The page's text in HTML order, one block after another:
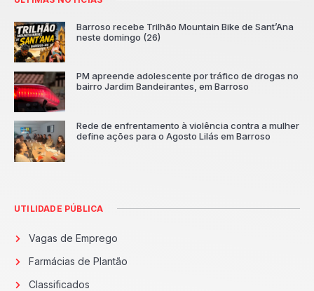
Barroso recebe Trilhão Mountain Bike de Sant’Ana
neste domingo (26)
PM apreende adolescente por tráfico de drogas no
bairro Jardim Bandeirantes, em Barroso
Rede de enfrentamento à violência contra a mulher
define ações para o Agosto Lilás em Barroso
UTILIDADE PÚBLICA
Vagas de Emprego
Farmácias de Plantão
Classificados